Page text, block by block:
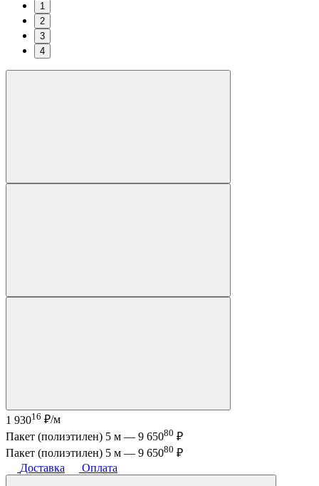
1
2
3
4
1 93016 ₽/м
Пакет (полиэтилен) 5 м — 9 65080 ₽
Пакет (полиэтилен) 5 м — 9 65080 ₽
Доставка
Оплата